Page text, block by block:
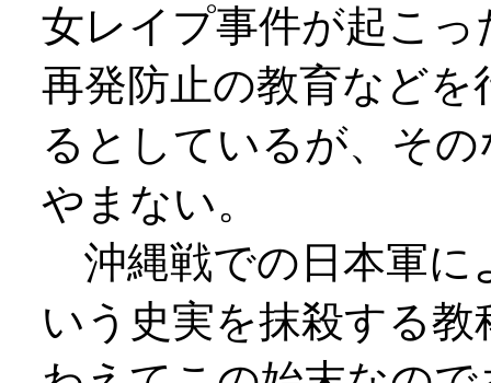
女レイプ事件が起こ
再発防止の教育など
るとしているが、そ
やまない。
沖縄戦での日本軍に
いう史実を抹殺する